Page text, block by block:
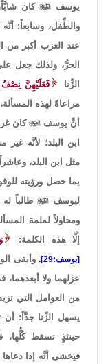
يوسف كان
والطِّفل، وسابعاً: أنَّه
عند العزب أكبر من
الحرُّ، ولذلك جعل
الزِّنا
فَعَلَيْهِنَّ
مراعاةً لهذه
أنَّ يوسف كان
ابن البلد؛ لأنَّه
مثل ابن البلد،
بما حصل ورؤيته
ليوسف طالباً
ومحاولاً لملمة
إلَّا هذه الكلمة:
[يوسف:29].
وأبقى
عزلهما ولا
من العوامل التي
يسهل الزِّنا جدَّاً: أن
حينئذٍ تسقط كُلُّها،
فيخشى أنَّه إذا